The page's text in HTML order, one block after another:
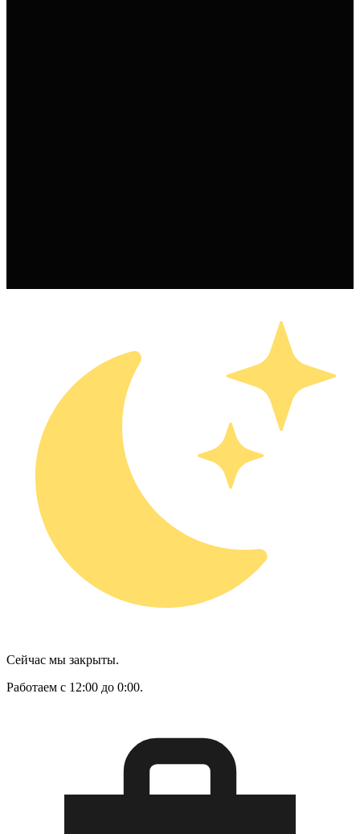
Сейчас мы закрыты.
Работаем с 12:00 до 0:00.